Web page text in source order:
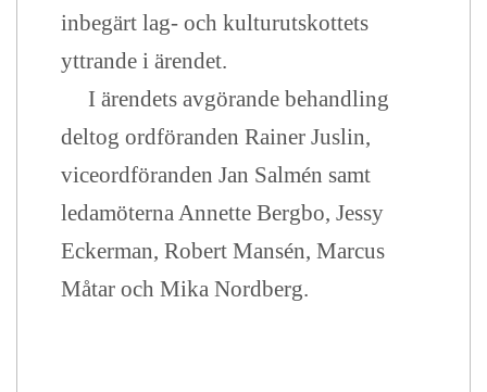
inbegärt lag- och kulturutskottets
yttrande i ärendet.
I ärendets avgörande behandling
deltog ordföranden Rainer Juslin,
viceordföranden Jan Salmén samt
ledamöterna Annette Bergbo, Jessy
Eckerman, Robert Mansén, Marcus
Måtar och Mika Nordberg.